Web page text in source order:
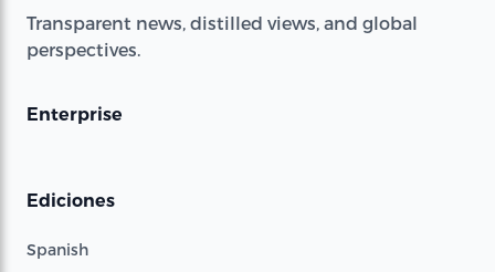
Transparent news, distilled views, and global
perspectives.
Enterprise
Ediciones
Spanish